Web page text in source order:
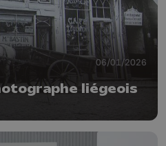
06/01/2026
liégeois